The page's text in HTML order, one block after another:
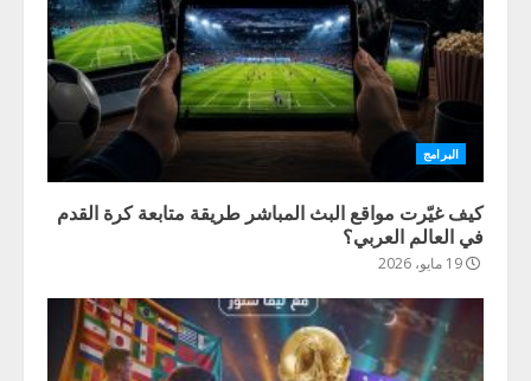
البرامج
كيف غيّرت مواقع البث المباشر طريقة متابعة كرة القدم
في العالم العربي؟